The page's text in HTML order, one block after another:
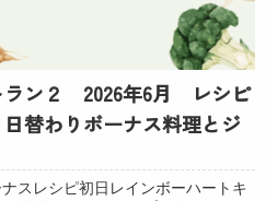
ラン２ 2026年6月 レシピ
替わりボーナス料理とジ
スレシピ初日レインボーハートキ